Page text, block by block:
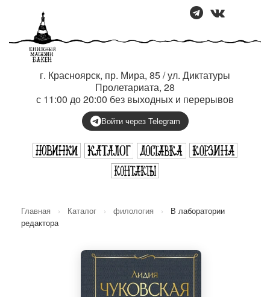
г. Красноярск, пр. Мира, 85 / ул. Диктатуры
Пролетариата, 28
с 11:00 до 20:00 без выходных и перерывов
Войти через Telegram
Главная › Каталог › филология ›
В лаборатории
редактора